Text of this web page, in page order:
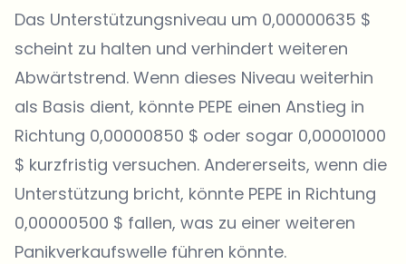
Das Unterstützungsniveau um 0,00000635 $
scheint zu halten und verhindert weiteren
Abwärtstrend. Wenn dieses Niveau weiterhin
als Basis dient, könnte PEPE einen Anstieg in
Richtung 0,00000850 $ oder sogar 0,00001000
$ kurzfristig versuchen. Andererseits, wenn die
Unterstützung bricht, könnte PEPE in Richtung
0,00000500 $ fallen, was zu einer weiteren
Panikverkaufswelle führen könnte.